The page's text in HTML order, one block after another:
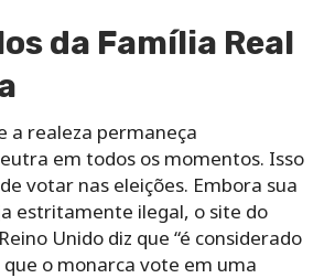
da Família Real
a realeza permaneça
em todos os momentos. Isso
votar nas eleições. Embora sua
estritamente ilegal, o site do
Unido diz que “é considerado
o monarca vote em uma